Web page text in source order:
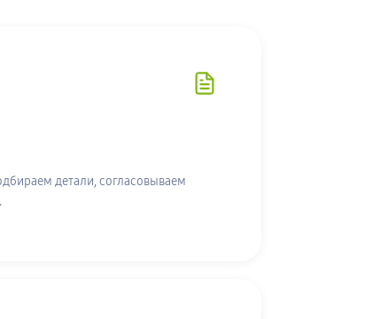
детали, согласовываем